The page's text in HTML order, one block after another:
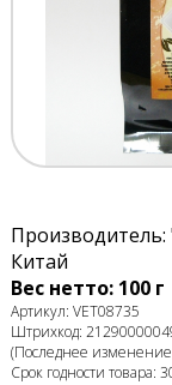
Производитель:
Китай
Вес нетто: 100 г
Артикул: VET08735
Штрихкод:
(Последнее
Срок годности товара: